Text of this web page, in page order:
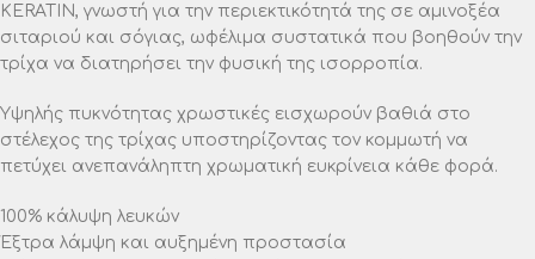
KERATIN, γνωστή για την περιεκτικότητά της σε αμινοξέα
σιταριού και σόγιας, ωφέλιμα συστατικά που βοηθούν την
τρίχα να διατηρήσει την φυσική της ισορροπία.
Υψηλής πυκνότητας χρωστικές εισχωρούν βαθιά στο
στέλεχος της τρίχας υποστηρίζοντας τον κομμωτή να
πετύχει ανεπανάληπτη χρωματική ευκρίνεια κάθε φορά.
100% κάλυψη λευκών
Έξτρα λάμψη και αυξημένη προστασία